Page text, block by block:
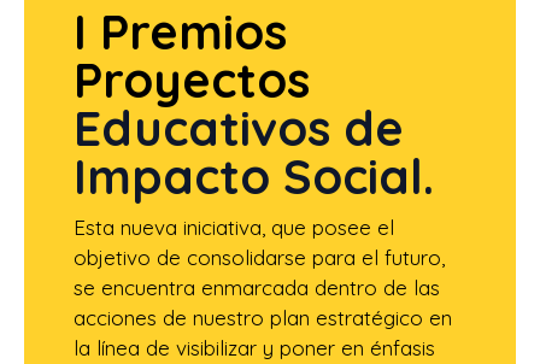
I Premios
Proyectos
Educativos de
Impacto Social.
Esta nueva iniciativa, que posee el
objetivo de consolidarse para el futuro,
se encuentra enmarcada dentro de las
acciones de nuestro plan estratégico en
la línea de visibilizar y poner en énfasis